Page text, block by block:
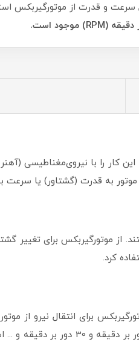
سرعت و قدرت از موتورگیربکس
کار را با نیروی‌مغناطیسی
از موتورگیربکس برای تغییر
كرد.
برای انتقال نیرو از
دورهای مختلفی از جمله 300 دور بر